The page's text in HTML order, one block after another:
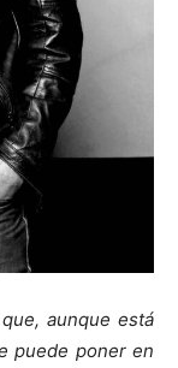
aunque está
puede poner en